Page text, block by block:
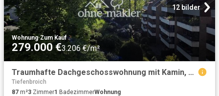
12 bilder
Wohnung·Zum Kauf
279.000 €3.206 €/m²
Traumhafte Dachgeschosswohnung mit Kamin, zwei Balkonen und Blick ins Grüne
Tiefenbroich
87 m²3 Zimmer1 BadezimmerWohnung